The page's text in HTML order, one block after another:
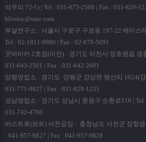
회원님이 회원가입 등을 위해 입력하신 정
곧바로 데이타베이스 완전 삭제됩니다.
ο 파기방법
- 전자적 파일형태로 저장된 개인정보는
없는 기술적 방법을 사용하여 삭제합니다.
■ 개인정보 제공
회사는 이용자의 개인정보를 원칙적으로
않습니다. 다만, 아래의 경우에는 예외로 합
- 이용자들이 사전에 동의한 경우
- 법령의 규정에 의거하거나, 수사 목적으
석우리 72-1) | Tel : 031-875-2500 | Fax : 031-829-
blisslsy@nate.com
부설연구소 : 서울시 구로구 구로동 197-22 에이스
Tel : 02-1811-9986 | Fax : 02-878-5091
굿바이카 2호점(이천) : 경기도 이천시 장호원읍 경
031-643-2501 | Fax : 031-642-2601
양평영업소 : 경기도 양평군 강상면 병산리 1024(
031-771-9827 | Fax : 031-829-1235
성남영업소 : 경기도 성남시 중원구 순환로118 | Tel
031-742-4766
바스트로(보트) 서천공장 : 충청남도 서천군 장항
: 041-957-9827 | Fax : 041-957-9828